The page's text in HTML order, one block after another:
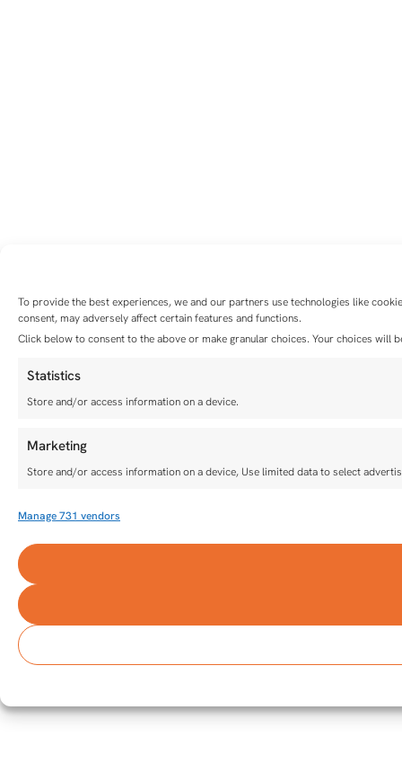
To provide the best experiences, we and our partners use technologies like
consent, may adversely affect certain features and functions.
Click below to consent to the above or make granular choices. Your choices will
Statistics
Store and/or access information on a device.
Marketing
Store and/or access information on a device, Use limited data to select
Manage 731 vendors